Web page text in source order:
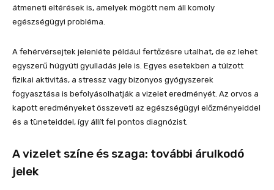
átmeneti eltérések is, amelyek mögött nem áll komoly
egészségügyi probléma.
A fehérvérsejtek jelenléte például fertőzésre utalhat, de ez lehet
egyszerű húgyúti gyulladás jele is. Egyes esetekben a túlzott
fizikai aktivitás, a stressz vagy bizonyos gyógyszerek
fogyasztása is befolyásolhatják a vizelet eredményét. Az orvos a
kapott eredményeket összeveti az egészségügyi előzményeiddel
és a tüneteiddel, így állít fel pontos diagnózist.
A vizelet színe és szaga: további árulkodó
jelek